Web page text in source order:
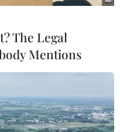
phòng,
The Legal
Mentions